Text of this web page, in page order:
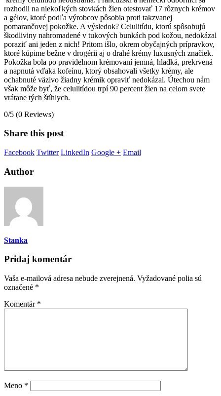
rozhodli na niekoľkých stovkách žien otestovať 17 rôznych krémov
a gélov, ktoré podľa výrobcov pôsobia proti takzvanej
pomarančovej pokožke. A výsledok? Celulitídu, ktorú spôsobujú
škodliviny nahromadené v tukových bunkách pod kožou, nedokázal
poraziť ani jeden z nich! Pritom išlo, okrem obyčajných prípravkov,
ktoré kúpime bežne v drogérii aj o drahé krémy luxusných značiek.
Pokožka bola po pravidelnom krémovaní jemná, hladká, prekrvená
a napnutá vďaka kofeínu, ktorý obsahovali všetky krémy, ale
ochabnuté väzivo žiadny krémik opraviť nedokázal. Útechou nám
však môže byť, že celulitídou trpí 90 percent žien na celom svete
vrátane tých štíhlych.
0/5 (0 Reviews)
Share this post
Facebook Twitter LinkedIn Google + Email
Author
Stanka
Pridaj komentár
Vaša e-mailová adresa nebude zverejnená. Vyžadované polia sú
označené *
Komentár *
Meno *